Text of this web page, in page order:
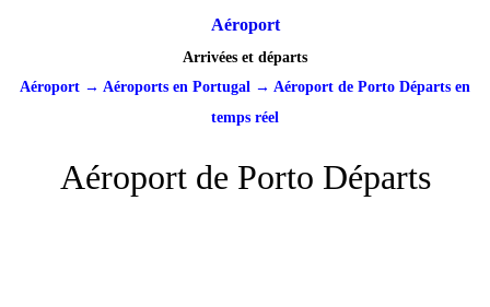
Aéroport
Arrivées et départs
Aéroport → Aéroports en Portugal → Aéroport de Porto Départs en
temps réel
Aéroport de Porto Départs